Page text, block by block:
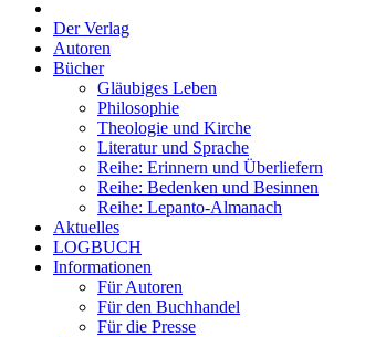
Der Verlag
Autoren
Bücher
Gläubiges Leben
Philosophie
Theologie und Kirche
Literatur und Sprache
Reihe: Erinnern und Überliefern
Reihe: Bedenken und Besinnen
Reihe: Lepanto-Almanach
Aktuelles
LOGBUCH
Informationen
Für Autoren
Für den Buchhandel
Für die Presse